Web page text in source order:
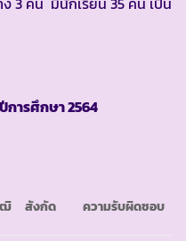
การศึกษา2564
สังกัด ความรับผิดชอบ